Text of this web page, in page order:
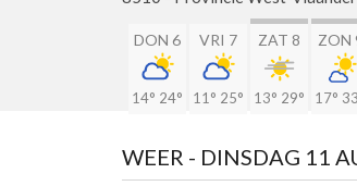
DON 6
14° 24°
VRI 7
11° 25°
ZAT 8
13° 29°
ZON
17°
WEER - DINSDAG 11